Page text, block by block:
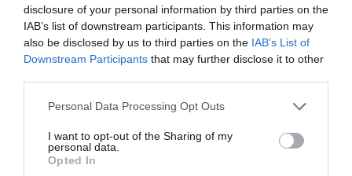
disclosure of your personal information by third parties on the
IAB’s list of downstream participants. This information may
also be disclosed by us to third parties on the IAB’s List of
Downstream Participants that may further disclose it to other
Please note that this website/app uses one or more Google
not limited to your visit or usage behaviour. You may click to
grant or deny consent to Google and its third-party tags to
use your data for below specified purposes in below Google
Personal Data Processing Opt Outs
I want to opt-out of the Sharing of my
personal data.
Opted In
ΒΟΛΕΪ ΓΥΝΑΙΚΩΝ